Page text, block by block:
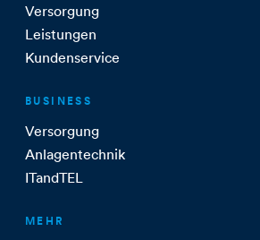
Versorgung
Leistungen
Kundenservice
BUSINESS
Versorgung
Anlagentechnik
ITandTEL
MEHR